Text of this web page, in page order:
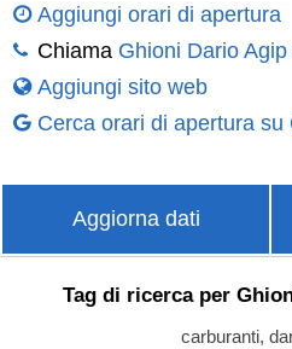
Aggiungi orari di apertura
Chiama Ghioni Dario
Aggiungi sito web
Cerca orari di apertura su
Aggiorna dati
Tag di ricerca per
carburanti,